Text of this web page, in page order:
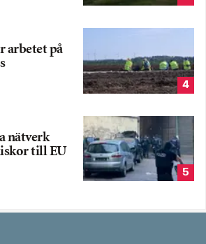
arbetet på
4
nätverk
till EU
5